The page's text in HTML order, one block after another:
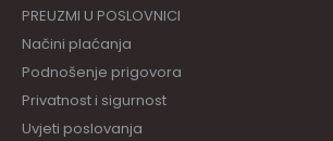
PREUZMI U POSLOVNICI
Načini plaćanja
Podnošenje prigovora
Privatnost i sigurnost
Uvjeti poslovanja